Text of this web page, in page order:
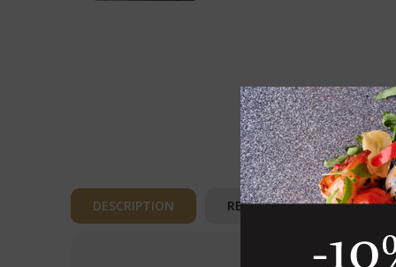
DESCRIPTION REVIEWS (0)